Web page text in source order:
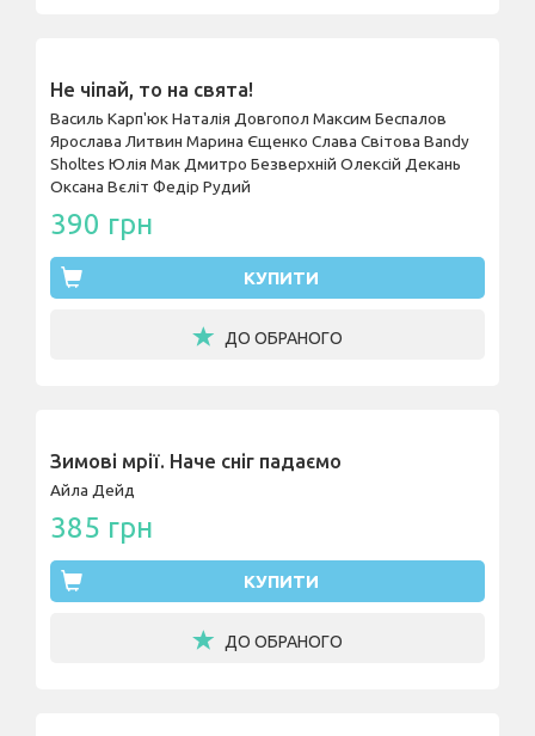
Не чіпай, то на свята!
Василь Карп'юкНаталія Довгопол Максим Беспалов
Ярослава Литвин Марина Єщенко Слава Світова Bandy
Sholtes Юлія Мак Дмитро Безверхній Олексій Декань
Оксана Вєліт Федір Рудий
390 грн
КУПИТИ
ДО ОБРАНОГО
Зимові мрії. Наче сніг падаємо
Айла Дейд
385 грн
КУПИТИ
ДО ОБРАНОГО